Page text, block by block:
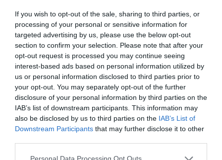
If you wish to opt-out of the sale, sharing to third parties, or
processing of your personal or sensitive information for
targeted advertising by us, please use the below opt-out
section to confirm your selection. Please note that after your
opt-out request is processed you may continue seeing
interest-based ads based on personal information utilized by
us or personal information disclosed to third parties prior to
your opt-out. You may separately opt-out of the further
disclosure of your personal information by third parties on the
IAB’s list of downstream participants. This information may
also be disclosed by us to third parties on the IAB’s List of
Downstream Participants that may further disclose it to other
Please note that this website/app uses one or more Google
Πώς να κάνετε «smart spending» στις φετινές σας
διακοπές